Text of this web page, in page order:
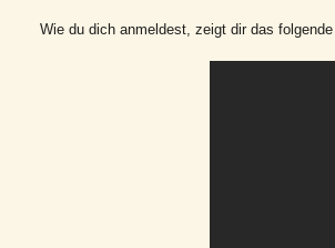
Wie du dich anmeldest, zeigt dir das